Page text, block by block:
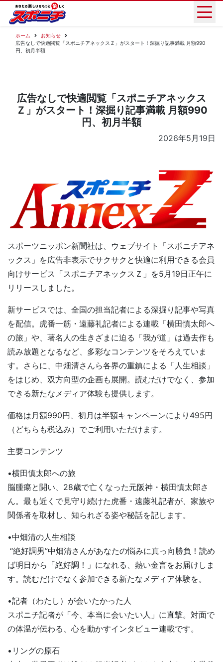
ホーム
お知らせ
広告なしで快適閲覧「スポニチアネックスＺ」がスタート！深掘り記事満載 月額990
円、初月半額
広告なしで快適閲覧「スポニチアネックス
Ｚ」がスタート！深掘り記事満載 月額990
円、初月半額
2026年5月19日
スポーツニッポン新聞社は、ウェブサイト「スポニチアネ
ックス」を広告非表示でサクサクと快適に利用できる会員
向けサービス「スポニチアネックスＺ」を5月19日正午に
リリースしました。
新サービスでは、全国の担当記者による深掘り記事や写真
を配信。虎番一筋・遠藤礼記者による連載「横田慎太郎へ
の旅」や、著名人の生きざまに迫る「我が道」は過去作も
読み放題となるなど、多彩なコンテンツをそろえていま
す。さらに、中畑清さんら各界の重鎮による「人生相談」
をはじめ、双方向型の企画も展開。読むだけでなく、参加
できる新たなメディア体験も提供します。
価格は月額990円、初月は半額キャンペーンにより495円
（どちらも税込み）でご利用いただけます。
主要コンテンツ
•横田慎太郎への旅
脳腫瘍と闘い、28歳で亡くなった元阪神・横田慎太郎さ
ん。最も近くで見守り続けた虎番・遠藤礼記者が、家族や
関係者を取材し、知られざる姿や秘話を記します。
•中畑清の人生相談
“絶好調男”中畑清さんがあなたの悩みに真っ向勝負！読め
ば明日から「絶好調！」になれる、熱い金言をお届けしま
す。読むだけでなく参加できる新たなメディア体験を。
•記者（わたし）が会いたかった人
スポニチ記者が「今、本当に会いたい人」に直撃。対面で
の体温が伝わる、心を動かすインタビュー連載です。
•リングの原石